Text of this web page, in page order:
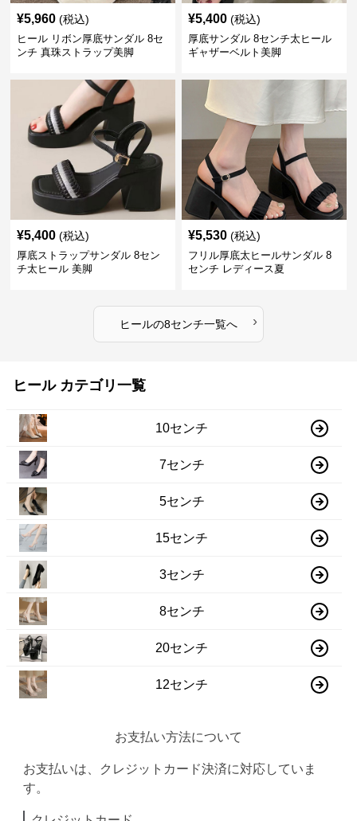
¥5,960 (税込)
ヒール リボン厚底サンダル 8セ
ンチ 真珠ストラップ美脚
¥5,400 (税込)
厚底サンダル 8センチ太ヒール
ギャザーベルト美脚
¥5,400 (税込)
厚底ストラップサンダル 8セン
チ太ヒール 美脚
¥5,530 (税込)
フリル厚底太ヒールサンダル 8
センチ レディース夏
ヒールの8センチ一覧へ ›
ヒール カテゴリ一覧
10センチ
7センチ
5センチ
15センチ
3センチ
8センチ
20センチ
12センチ
お支払い方法について
お支払いは、クレジットカード決済に対応していま
す。